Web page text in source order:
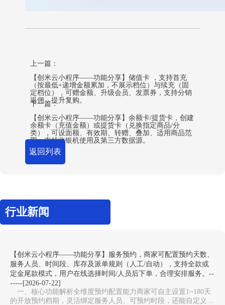
上一篇：
【创米云小程序——功能分享】储值卡 ，支持首充
（按最低+递增金额累加，不展示档位）与续充（固
定档位），可赠金额、升级会员、发票券，支持分销
返佣，提升复购。
下一篇：
【创米云小程序——功能分享】余额卡/提货卡，创建
余额卡（充值金额）或提货卡（兑换指定商品/分
类），可设面额、有效期、转赠、叠加、适用商品范
围，支持收银机使用及第三方数据源。
返回列表
行业新闻
【创米云小程序——功能分享】服务预约，商家可配置预约天数、
服务人员、时间段、库存及派单规则（人工/自动），支持全款或
定金尾款模式，用户在线选择时间/人员后下单，合理安排服务。--
-----[2026-07-22]
一、核心功能解析全维度预约配置能力‌商家可自主设置1~180天
的开放预约档期，灵活绑定服务人员、可预约时段，还能自定义服